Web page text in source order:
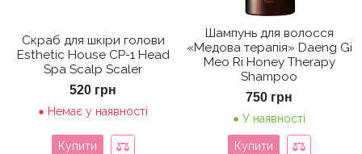
Скраб для шкіри голови
Esthetic House CP-1 Head
Spa Scalp Scaler
520 грн
Немає у наявності
Купити
Шампунь для волосся
«Медова терапія» Daeng Gi
Meo Ri Honey Therapy
Shampoo
750 грн
У наявності
Купити